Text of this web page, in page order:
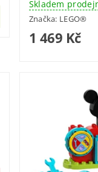
Skladem
Značka: LEGO®
1 469 Kč